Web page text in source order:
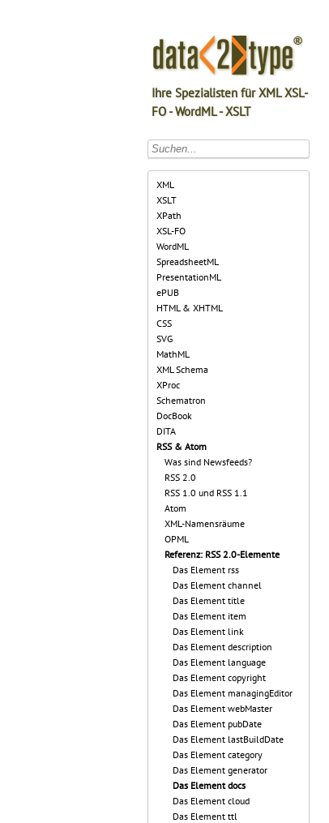
Ihre Spezialisten für XML XSL-
FO - WordML - XSLT
XML
XSLT
XPath
XSL-FO
WordML
SpreadsheetML
PresentationML
ePUB
HTML & XHTML
CSS
SVG
MathML
XML Schema
XProc
Schematron
DocBook
DITA
RSS & Atom
Was sind Newsfeeds?
RSS 2.0
RSS 1.0 und RSS 1.1
Atom
XML-Namensräume
OPML
Referenz: RSS 2.0-Elemente
Das Element rss
Das Element channel
Das Element title
Das Element item
Das Element link
Das Element description
Das Element language
Das Element copyright
Das Element managingEditor
Das Element webMaster
Das Element pubDate
Das Element lastBuildDate
Das Element category
Das Element generator
Das Element docs
Das Element cloud
Das Element ttl